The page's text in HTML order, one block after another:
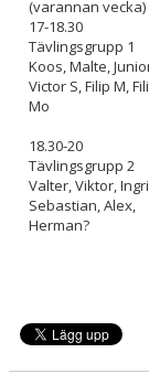
(varannan vecka)
17-18.30
Tävlingsgrupp 1
Koos, Malte,
Victor S, Filip M,
Mo
18.30-20
Tävlingsgrupp 2
Valter, Viktor,
Sebastian, Alex,
Herman?